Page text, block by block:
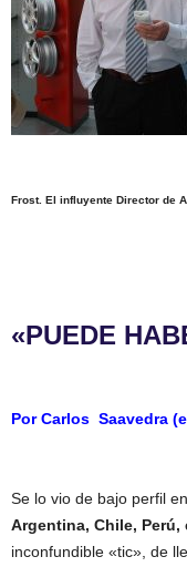
Frost. El influyente Director de
«PUEDE
Por Carlos Saavedra
Se lo vio de bajo perfil
Argentina, Chile, Perú,
inconfundible «tic», de